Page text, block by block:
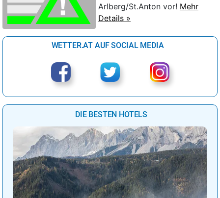
Arlberg/St.Anton vor! Mehr
Details »
WETTER.AT AUF SOCIAL MEDIA
DIE BESTEN HOTELS